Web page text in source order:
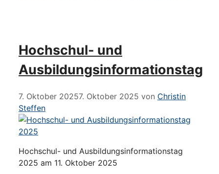
Hochschul- und
Ausbildungsinformationstag
7. Oktober 20257. Oktober 2025 von Christin
Steffen
Hochschul- und Ausbildungsinformationstag
2025 am 11. Oktober 2025